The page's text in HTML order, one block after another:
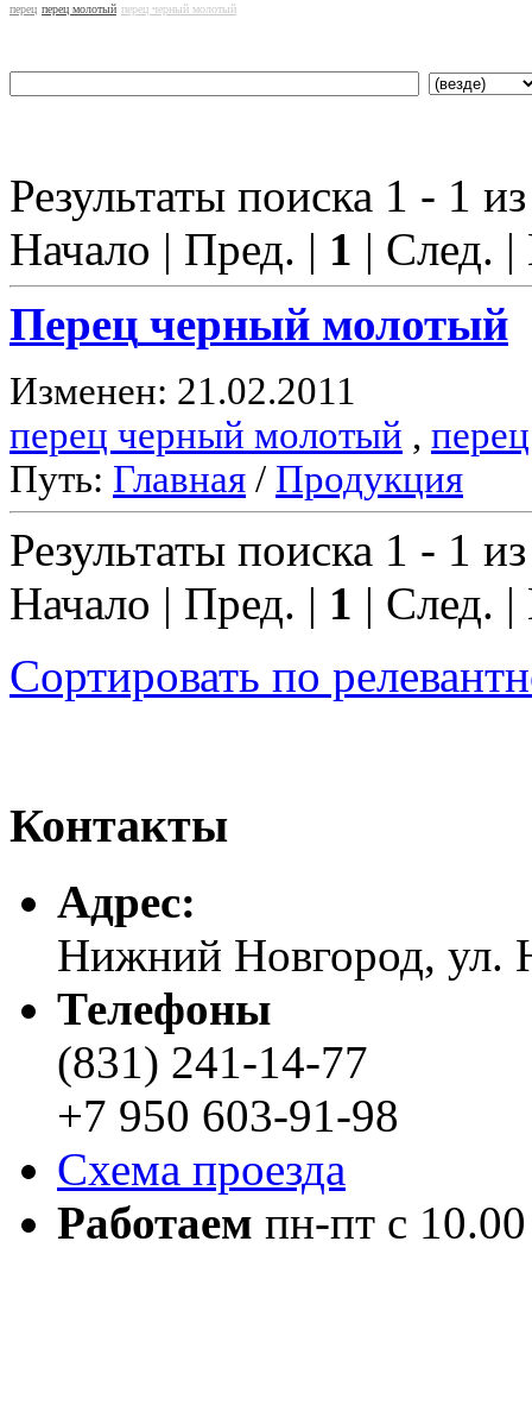
перец перец молотый перец черный молотый
Результаты поиска 1 - 1
Начало | Пред. | 1 | След.
Перец черный молотый
Изменен: 21.02.2011
перец черный молотый , перец
Путь: Главная / Продукция
Результаты поиска 1 - 1
Начало | Пред. | 1 | След.
Сортировать по
Контакты
Адреc:
Нижний Новгород, ул.
Телефоны
(831) 241-14-77
+7 950 603-91-98
Схема проезда
Работаем пн-пт с